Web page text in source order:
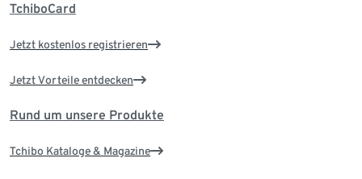
TchiboCard
Jetzt kostenlos registrieren
Jetzt Vorteile entdecken
Rund um unsere Produkte
Tchibo Kataloge & Magazine